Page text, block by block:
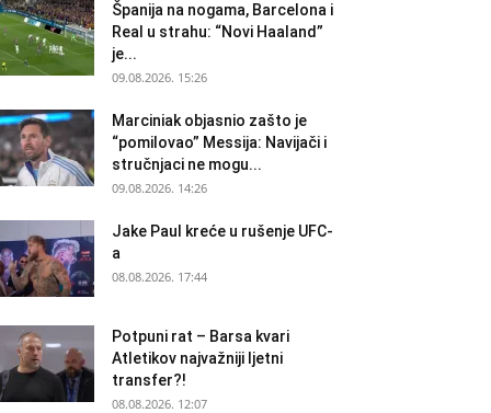
Španija na nogama, Barcelona i
Real u strahu: “Novi Haaland”
je...
09.08.2026. 15:26
Marciniak objasnio zašto je
“pomilovao” Messija: Navijači i
stručnjaci ne mogu...
09.08.2026. 14:26
Jake Paul kreće u rušenje UFC-
a
08.08.2026. 17:44
Potpuni rat – Barsa kvari
Atletikov najvažniji ljetni
transfer?!
08.08.2026. 12:07